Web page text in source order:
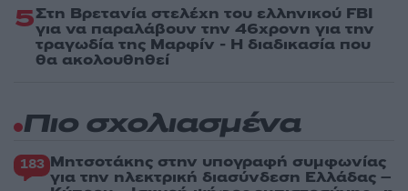
5Στη Βρετανία στελέχη του ελληνικού FBI
για να παραλάβουν την 46χρονη για την
τραγωδία της Μαρφίν - Η διαδικασία που
θα ακολουθηθεί
Πιο σχολιασμένα
183 Μητσοτάκης στην υπογραφή συμφωνίας
για την ηλεκτρική διασύνδεση Ελλάδας –